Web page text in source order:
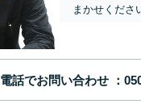
まかせくださ
電話でお問い合わせ